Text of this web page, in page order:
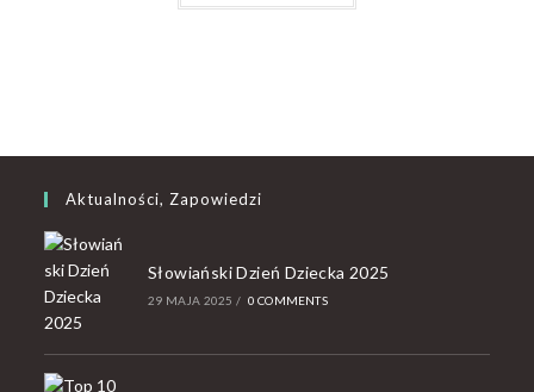
Aktualności, Zapowiedzi
Słowiański Dzień Dziecka 2025
29 MAJA 2025 / 0 COMMENTS